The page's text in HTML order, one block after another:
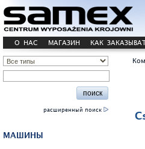
О НАС МАГАЗИН КАК
расширенный поиск
МАШИНЫ